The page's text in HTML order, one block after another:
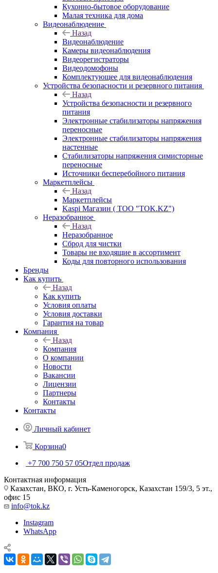
Кухонно-бытовое оборудование
Малая техника для дома
Видеонаблюдение
Назад
Видеонаблюдение
Камеры видеонаблюдения
Видеорегистраторы
Видеодомофоны
Комплектующее для видеонаблюдения
Устройства безопасности и резервного питания
Назад
Устройства безопасности и резервного
питания
Электронные стабилизаторы напряжения
переносные
Электронные стабилизаторы напряжения
настенные
Стабилизаторы напряжения симисторные
переносные
Источники бесперебойного питания
Маркетплейсы
Назад
Маркетплейсы
Kaspi Магазин ( ТОО "TOK.KZ")
Неразобранное
Назад
Неразобранное
Сброд для чистки
Товары не входящие в ассортимент
Коды для повторного использования
Бренды
Как купить
Назад
Как купить
Условия оплаты
Условия доставки
Гарантия на товар
Компания
Назад
Компания
О компании
Новости
Вакансии
Лицензии
Партнеры
Контакты
Контакты
Личный кабинет
Корзина0
+7 700 750 57 05Отдел продаж
Контактная информация
Казахстан, ВКО, г. Усть-Каменогорск, Казахстан 159/3, 5 эт.,
офис 15
info@tok.kz
Instagram
WhatsApp